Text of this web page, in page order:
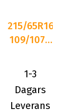
215/65R16C
109/107R
SNOW-H
MWCS0
1-3
Dagars
Leverans